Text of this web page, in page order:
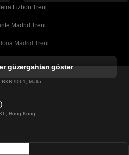
Lizbon Treni
Madrid Treni
Madrid Treni
Sevilla Treni
Dublin Treni
güzergahları göster
BKR 9061, Malta
Hong Kong